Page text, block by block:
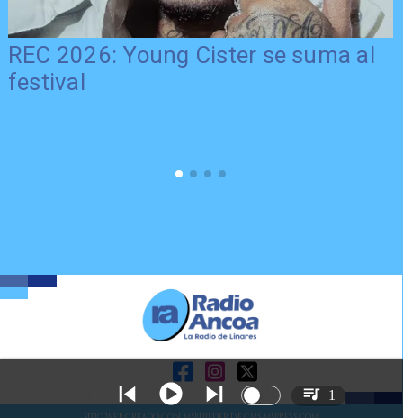
REC 2026: Young Cister se suma al
festival
1